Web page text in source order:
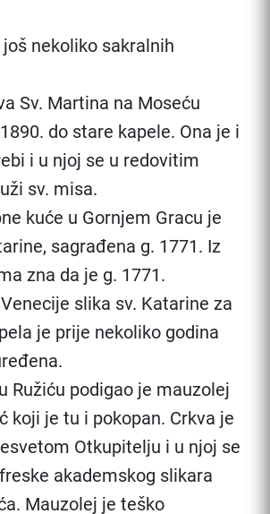
nekoliko sakralnih
Sv. Martina na Moseću
do stare kapele. Ona je i
i u njoj se u redovitim
sv. misa.
kuće u Gornjem Gracu je
sagrađena g. 1771. Iz
zna da je g. 1771.
slika sv. Katarine za
je prije nekoliko godina
Ružiću podigao je mauzolej
koji je tu i pokopan. Crkva je
Otkupitelju i u njoj se
akademskog slikara
Mauzolej je teško